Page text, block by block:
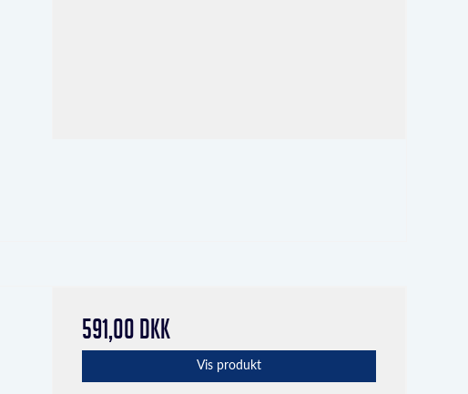
591,00 DKK
Vis produkt